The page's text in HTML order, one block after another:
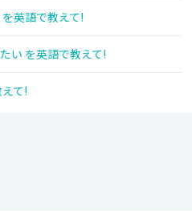
英語で教えて!
い を英語で教えて!
て!